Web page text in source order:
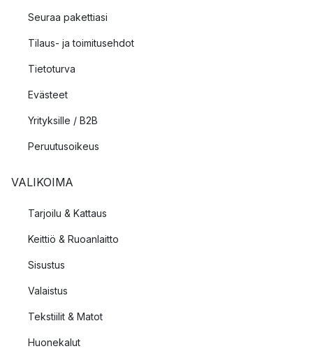
Seuraa pakettiasi
Tilaus- ja toimitusehdot
Tietoturva
Evästeet
Yrityksille / B2B
Peruutusoikeus
VALIKOIMA
Tarjoilu & Kattaus
Keittiö & Ruoanlaitto
Sisustus
Valaistus
Tekstiilit & Matot
Huonekalut